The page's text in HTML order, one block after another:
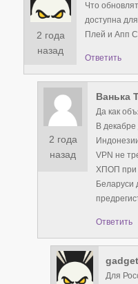
2 года
назад
Что
доступна
Плей и Апп
Ответить
2 года
назад
Ванька
Да как
В
VPN не
ХПОП при
Беларуси
Ответить
Для